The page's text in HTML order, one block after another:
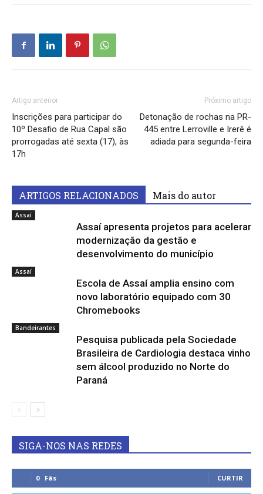
Artigo anterior
Inscrições para participar do
10º Desafio de Rua Capal são
prorrogadas até sexta (17), às
17h
Próximo artigo
Detonação de rochas na PR-
445 entre Lerroville e Irerê é
adiada para segunda-feira
ARTIGOS RELACIONADOS Mais do autor
Assaí
Assaí apresenta projetos para acelerar
modernização da gestão e
desenvolvimento do município
Assaí
Escola de Assaí amplia ensino com
novo laboratório equipado com 30
Chromebooks
Bandeirantes
Pesquisa publicada pela Sociedade
Brasileira de Cardiologia destaca vinho
sem álcool produzido no Norte do
Paraná
SIGA-NOS NAS REDES
0 Fãs CURTIR